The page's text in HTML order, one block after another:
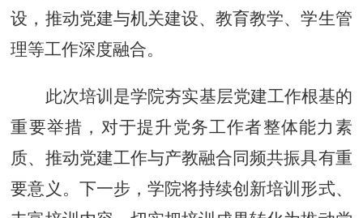
设，推动党建与机关建设、教育教学、学生管
理等工作深度融合。
此次培训是学院夯实基层党建工作根基的
重要举措，对于提升党务工作者整体能力素
质、推动党建工作与产教融合同频共振具有重
要意义。下一步，学院将持续创新培训形式、